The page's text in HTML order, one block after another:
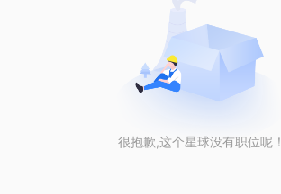
很抱歉,这个星球没有职位呢！